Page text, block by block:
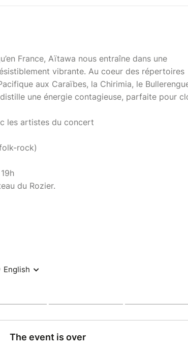
France, Aïtawa nous entraîne dans une
vibrante. Au coeur des répertoires
aux Caraïbes, la Chirimia, le
une énergie contagieuse, parfaite pour
les artistes du concert
rock)
du Rozier.